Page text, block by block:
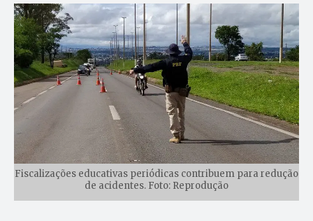
Fiscalizações educativas periódicas contribuem para redução
de acidentes. Foto: Reprodução